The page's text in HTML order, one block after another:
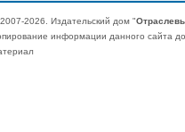
2026. Издательский дом "
информации данного сайта